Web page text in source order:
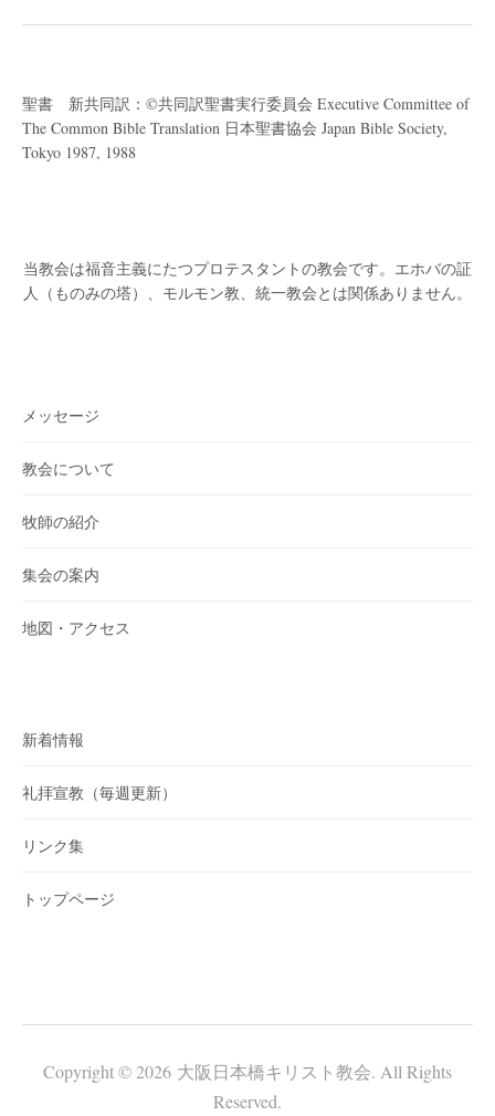
聖書 新共同訳：©共同訳聖書実行委員会 Executive Committee of
The Common Bible Translation 日本聖書協会 Japan Bible Society,
Tokyo 1987, 1988
当教会は福音主義にたつプロテスタントの教会です。 エホバの証
人（ものみの塔）、モルモン教、統一教会とは関係ありません。
メッセージ
教会について
牧師の紹介
集会の案内
地図・アクセス
新着情報
礼拝宣教（毎週更新）
リンク集
トップページ
Copyright © 2026 大阪日本橋キリスト教会. All Rights
Reserved.